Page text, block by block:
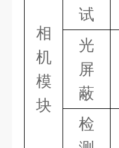
相
机
模
块
试
光
屏
蔽
检